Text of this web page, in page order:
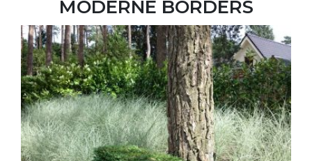
MODERNE BORDERS